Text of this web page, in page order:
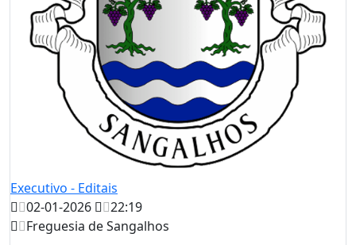
Executivo - Editais
02-01-2026
22:19
Freguesia de Sangalhos